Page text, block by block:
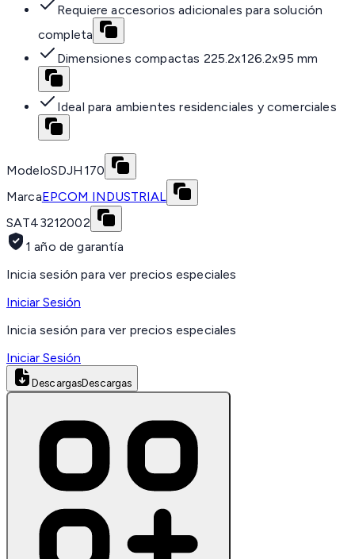
Requiere accesorios adicionales para solución
completa
Dimensiones compactas 225.2x126.2x95 mm
Ideal para ambientes residenciales y comerciales
ModeloSDJH170
MarcaEPCOM INDUSTRIAL
SAT43212002
1 año de garantía
Inicia sesión para ver precios especiales
Iniciar Sesión
Inicia sesión para ver precios especiales
Iniciar Sesión
DescargasDescargas